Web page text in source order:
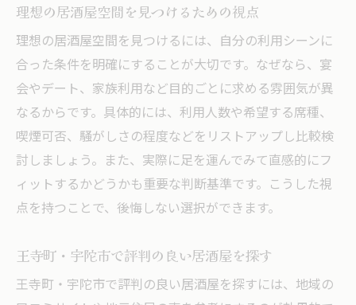
足元の快適さが魅力の居酒屋空間
大人に人気の居酒屋掘りごたつ席の魅力
掘りごたつ席で味わう居酒屋ならではの寛
ぎ
落ち着いた雰囲気の居酒屋掘りごたつ選び
理想の居酒屋空間を見つけるためのヒント
自分に合う居酒屋空間の見つけ方ガイド
落ち着いた雰囲気の居酒屋を見極めるコツ
居酒屋選びで後悔しないための注意点
理想の居酒屋空間で過ごすための工夫
理想の居酒屋空間を見つけるための視点
理想の居酒屋空間を見つけるには、自分の利用シーンに
合った条件を明確にすることが大切です。なぜなら、宴
会やデート、家族利用など目的ごとに求める雰囲気が異
なるからです。具体的には、利用人数や希望する席種、
喫煙可否、騒がしさの程度などをリストアップし比較検
討しましょう。また、実際に足を運んでみて直感的にフ
ィットするかどうかも重要な判断基準です。こうした視
点を持つことで、後悔しない選択ができます。
王寺町・宇陀市で評判の良い居酒屋を探す
王寺町・宇陀市で評判の良い居酒屋を探すには、地域の